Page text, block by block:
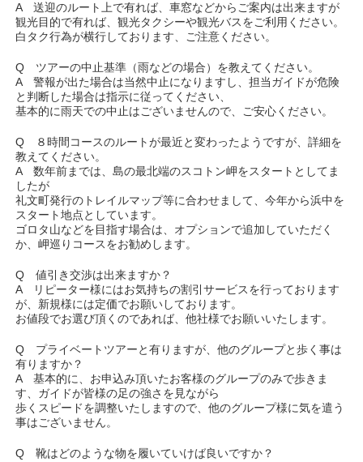
A 送迎のルート上で有れば、車窓などからご案内は出来ますが
観光目的で有れば、観光タクシーや観光バスをご利用ください。
白タク行為が横行しております、ご注意ください。
Q ツアーの中止基準（雨などの場合）を教えてください。
A 警報が出た場合は当然中止になりますし、担当ガイドが危険
と判断した場合は指示に従ってください、
基本的に雨天での中止はございませんので、ご安心ください。
Q ８時間コースのルートが最近と変わったようですが、詳細を
教えてください。
A 数年前までは、島の最北端のスコトン岬をスタートとしてま
したが
礼文町発行のトレイルマップ等に合わせまして、今年から浜中を
スタート地点としています。
ゴロタ山などを目指す場合は、オプションで追加していただく
か、岬巡りコースをお勧めします。
Q 値引き交渉は出来ますか？
A リピーター様にはお気持ちの割引サービスを行っております
が、新規様には定価でお願いしております。
お値段でお選び頂くのであれば、他社様でお願いいたします。
Q プライベートツアーと有りますが、他のグループと歩く事は
有りますか？
A 基本的に、お申込み頂いたお客様のグループのみで歩きま
す、ガイドが皆様の足の強さを見ながら
歩くスピードを調整いたしますので、他のグループ様に気を遣う
事はございません。
Q 靴はどのような物を履いていけば良いですか？